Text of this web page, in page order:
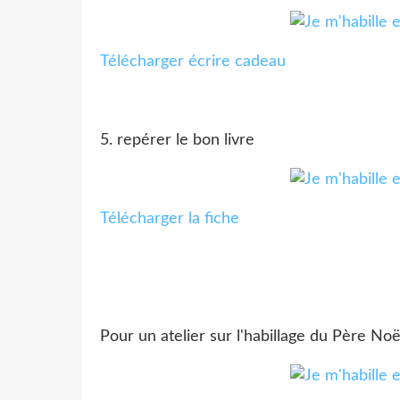
Télécharger écrire cadeau
5. repérer le bon livre
Télécharger la fiche
Pour un atelier sur l'habillage du Père